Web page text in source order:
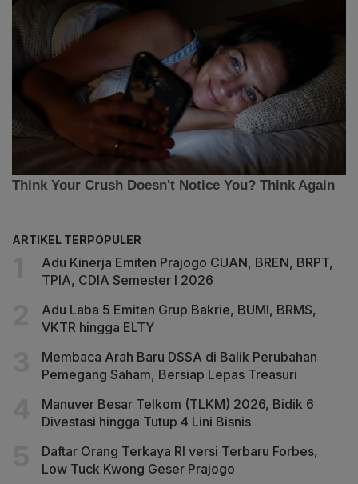
ARTIKEL TERPOPULER
Adu Kinerja Emiten Prajogo CUAN, BREN, BRPT,
TPIA, CDIA Semester I 2026
Adu Laba 5 Emiten Grup Bakrie, BUMI, BRMS,
VKTR hingga ELTY
Membaca Arah Baru DSSA di Balik Perubahan
Pemegang Saham, Bersiap Lepas Treasuri
Manuver Besar Telkom (TLKM) 2026, Bidik 6
Divestasi hingga Tutup 4 Lini Bisnis
Daftar Orang Terkaya RI versi Terbaru Forbes,
Low Tuck Kwong Geser Prajogo